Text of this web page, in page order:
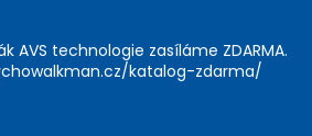
AVS technologie zasíláme ZDARMA.
katalog-zdarma/